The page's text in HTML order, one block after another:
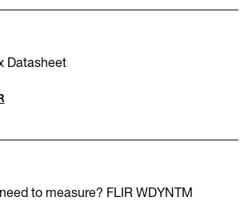
Datasheet
to measure? FLIR WDYNTM